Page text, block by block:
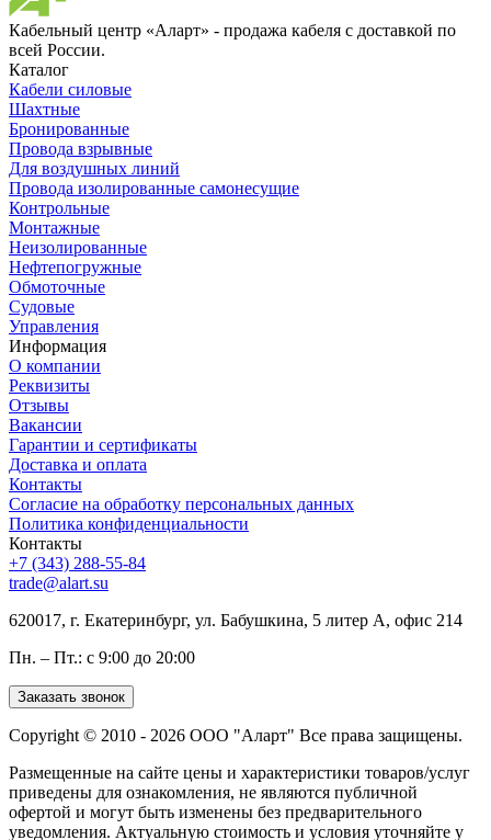
Кабельный центр «Аларт» - продажа кабеля с доставкой по
всей России.
Каталог
Кабели силовые
Шахтные
Бронированные
Провода взрывные
Для воздушных линий
Провода изолированные самонесущие
Контрольные
Монтажные
Неизолированные
Нефтепогружные
Обмоточные
Судовые
Управления
Информация
О компании
Реквизиты
Отзывы
Вакансии
Гарантии и сертификаты
Доставка и оплата
Контакты
Согласие на обработку персональных данных
Политика конфиденциальности
Контакты
+7 (343) 288-55-84
trade@alart.su
620017, г. Екатеринбург, ул. Бабушкина, 5 литер А, офис 214
Пн. – Пт.: с 9:00 до 20:00
Заказать звонок
Copyright © 2010 - 2026 ООО "Аларт" Все права защищены.
Размещенные на сайте цены и характеристики товаров/услуг
приведены для ознакомления, не являются публичной
офертой и могут быть изменены без предварительного
уведомления. Актуальную стоимость и условия уточняйте у